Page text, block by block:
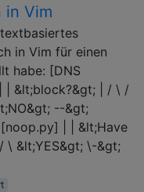
in Vim
in Vim für einen
habe: [DNS
| &lt;block?&gt; | / \ /
--&gt;
| | &lt;Have
\ &lt;YES&gt; \-&gt;